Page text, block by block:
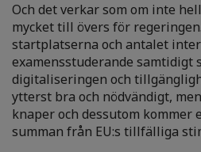
Och det verkar som om inte
mycket till övers för
startplatserna och antalet
examensstuderande samtidigt
digitaliseringen och
ytterst bra och nödvändigt,
knaper och dessutom kommer
summan från EU:s tillfälliga